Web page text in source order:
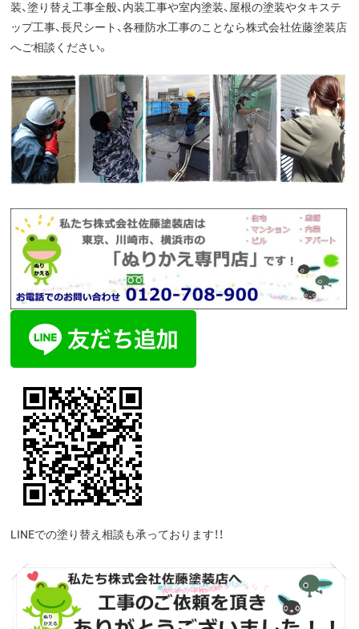
装、塗り替え工事全般、内装工事や室内塗装、屋根の塗装やタキステ
ップ工事、長尺シート、各種防水工事のことなら株式会社佐藤塗装店
へご相談ください。
LINEでの塗り替え相談も承っております！！